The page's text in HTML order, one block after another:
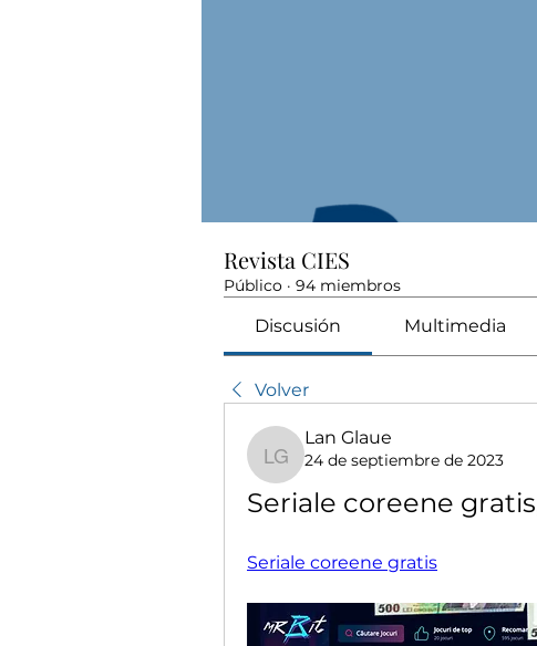
Revista CIES
Público · 94 miembros
Discusión Multimedia
Volver
Lan Glaue
Lan Glaue
24 de septiembre de 2023
Seriale coreene
Seriale coreene gratis